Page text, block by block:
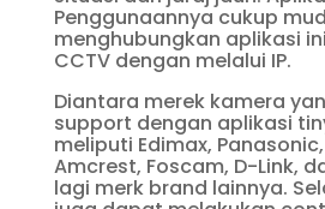
Penggunaannya cukup
menghubungkan aplikasi
CCTV dengan melalui IP.
Diantara merek kamera
support dengan aplikasi
meliputi Edimax,
Amcrest, Foscam, D-Link,
lagi merk brand lainnya.